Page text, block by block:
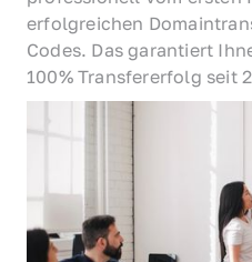
erfolgreichen
Codes. Das garantiert
100% Transfererfolg seit